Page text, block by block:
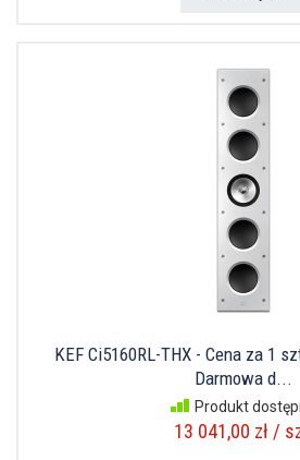
KEF Ci5160RL-THX - Cena za 1
Darmowa d...
Produkt
13 041,00 zł /